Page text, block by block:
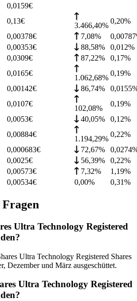
0,0159€
0,13€
3.466,40%
0,20%
0,00378€ 7,08% 0,00787
0,00353€ 88,58% 0,012%
0,0309€ 87,22% 0,17%
0,0165€
1.062,68%
0,19%
0,00142€ 86,74% 0,0155
0,0107€
102,08%
0,19%
0,0053€ 40,05% 0,12%
0,00884€
1.194,29%
0,22%
0,000683€ 72,67% 0,0274
0,0025€ 56,39% 0,22%
0,00573€ 7,32% 1,19%
0,00534€ 0,00% 0,31%
Ultra Technology Registered
Ultra Technology Registered Shares
Dezember und März ausgeschüttet.
Ultra Technology Registered